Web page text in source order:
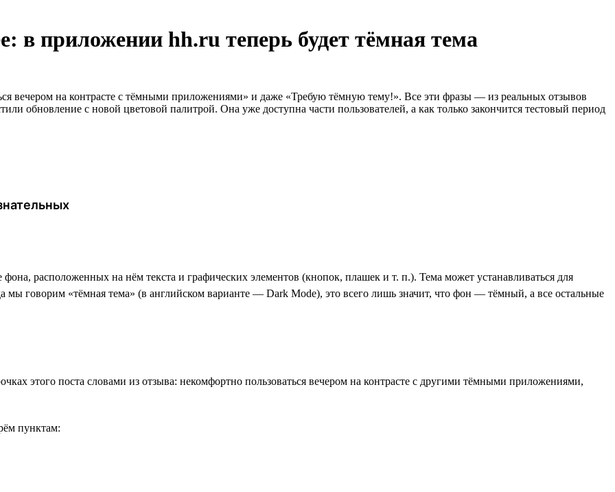
в приложении hh.ru теперь будет тёмная тема
вечером на контрасте с тёмными приложениями» и даже «Требую тёмную тему!». Все эти фразы — из реальных отзывов
обновление с новой цветовой палитрой. Она уже доступна части пользователей, а как только закончится тестовый период
расположенных на нём текста и графических элементов (кнопок, плашек и т. п.). Тема может устанавливаться для
мы говорим «тёмная тема» (в английском варианте — Dark Mode), это всего лишь значит, что фон — тёмный, а все остальные
этого поста словами из отзыва: некомфортно пользоваться вечером на контрасте с другими тёмными приложениями,
пунктам: